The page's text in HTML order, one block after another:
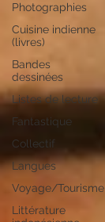
Photographies
Cuisine indienne
(livres)
Bandes
dessinées
Listes de lecture
Fantastique
Collectif
Langues
Voyage/Tourisme
Littérature